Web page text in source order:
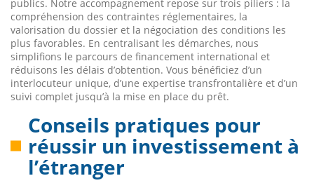
publics. Notre accompagnement repose sur trois piliers : la
compréhension des contraintes réglementaires, la
valorisation du dossier et la négociation des conditions les
plus favorables. En centralisant les démarches, nous
simplifions le parcours de financement international et
réduisons les délais d’obtention. Vous bénéficiez d’un
interlocuteur unique, d’une expertise transfrontalière et d’un
suivi complet jusqu’à la mise en place du prêt.
Conseils pratiques pour
réussir un investissement à
l’étranger